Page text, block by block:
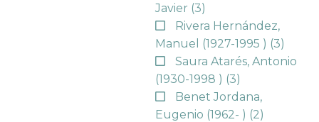
Javier (3)
Rivera Hernández,
Manuel (1927-1995 ) (3)
Saura Atarés, Antonio
(1930-1998 ) (3)
Benet Jordana,
Eugenio (1962- ) (2)